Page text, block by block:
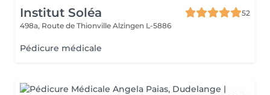
Institut Soléa
52
498a, Route de Thionville Alzingen L-5886
Pédicure médicale